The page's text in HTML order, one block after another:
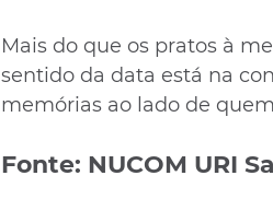
Mais do que os pratos à
sentido da data está na
memórias ao lado de
Fonte: NUCOM URI